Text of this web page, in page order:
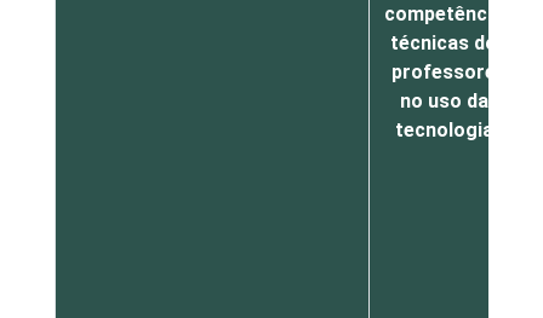
competências
técnicas dos
professores
no uso das
tecnologias